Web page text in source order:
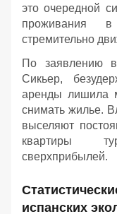
это очередной
проживания
стремительно
По заявлению
Сикьер,
аренды лишила
снимать жилье.
выселяют
квартиры
сверхприбылей.
испанских